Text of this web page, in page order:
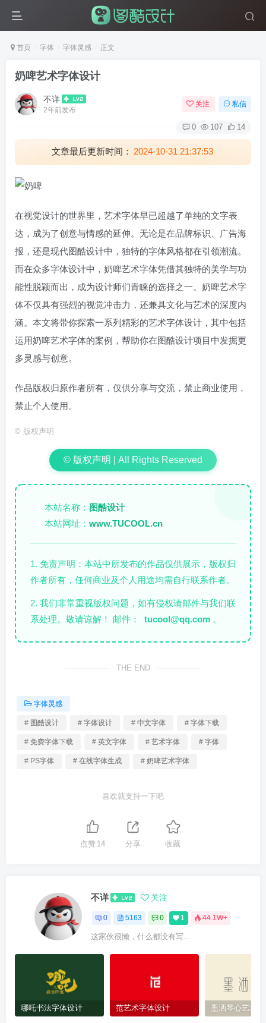
首页 字体 字体灵感 正文
奶啤艺术字体设计
不详
2年前发布
关注 私信
0 107 14
文章最后更新时间： 2024-10-31 21:37:53
在视觉设计的世界里，艺术字体早已超越了单纯的文字表
达，成为了创意与情感的延伸。无论是在品牌标识、广告海
报，还是现代图酷设计中，独特的字体风格都在引领潮流。
而在众多字体设计中，奶啤艺术字体凭借其独特的美学与功
能性脱颖而出，成为设计师们青睐的选择之一。奶啤艺术字
体不仅具有强烈的视觉冲击力，还兼具文化与艺术的深度内
涵。本文将带你探索一系列精彩的艺术字体设计，其中包括
运用奶啤艺术字体的案例，帮助你在图酷设计项目中发掘更
多灵感与创意。
作品版权归原作者所有，仅供分享与交流，禁止商业使用，
禁止个人使用。
© 版权声明
© 版权声明 | All Rights Reserved
本站名称： 图酷设计
本站网址： www.TUCOOL.cn
1. 免责声明：本站中所发布的作品仅供展示，版权归
作者所有，任何商业及个人用途均需自行联系作者。
2. 我们非常重视版权问题，如有侵权请邮件与我们联
系处理。敬请谅解！ 邮件：
tucool@qq.com 。
THE END
字体灵感
# 图酷设计 # 字体设计 # 中文字体 # 字体下载
# 免费字体下载 # 英文字体 # 艺术字体 # 字体
# PS字体 # 在线字体生成 # 奶啤艺术字体
喜欢就支持一下吧
点赞 14 分享 收藏
不详 关注
0 5163 0 1 44.1W+
这家伙很懒，什么都没有写...
哪吒书法字体设计 范艺术字体设计 墨洒琴心艺术